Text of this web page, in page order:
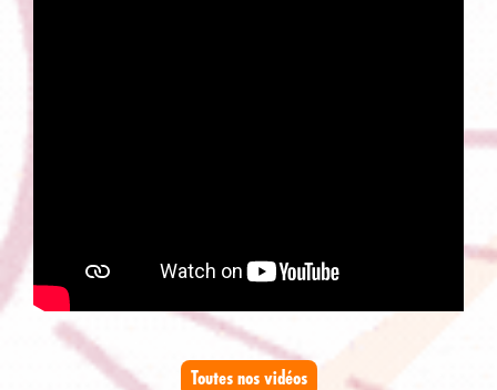
Toutes nos vidéos